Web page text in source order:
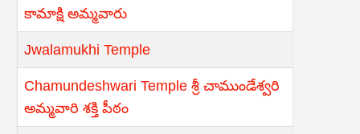
కామాక్షి అమ్మవారు
Jwalamukhi Temple
Chamundeshwari Temple శ్రీ చాముండేశ్వరి
అమ్మవారి శక్తి పీఠం